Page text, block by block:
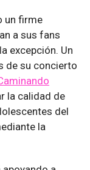
un firme
a sus fans
excepción. Un
de su concierto
la calidad de
del
la